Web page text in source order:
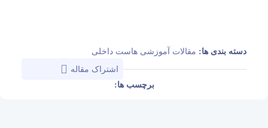
دسته بندی ها: مقالات آموزشی هاست داخلی
اشتراک مقاله
برچسب ها: